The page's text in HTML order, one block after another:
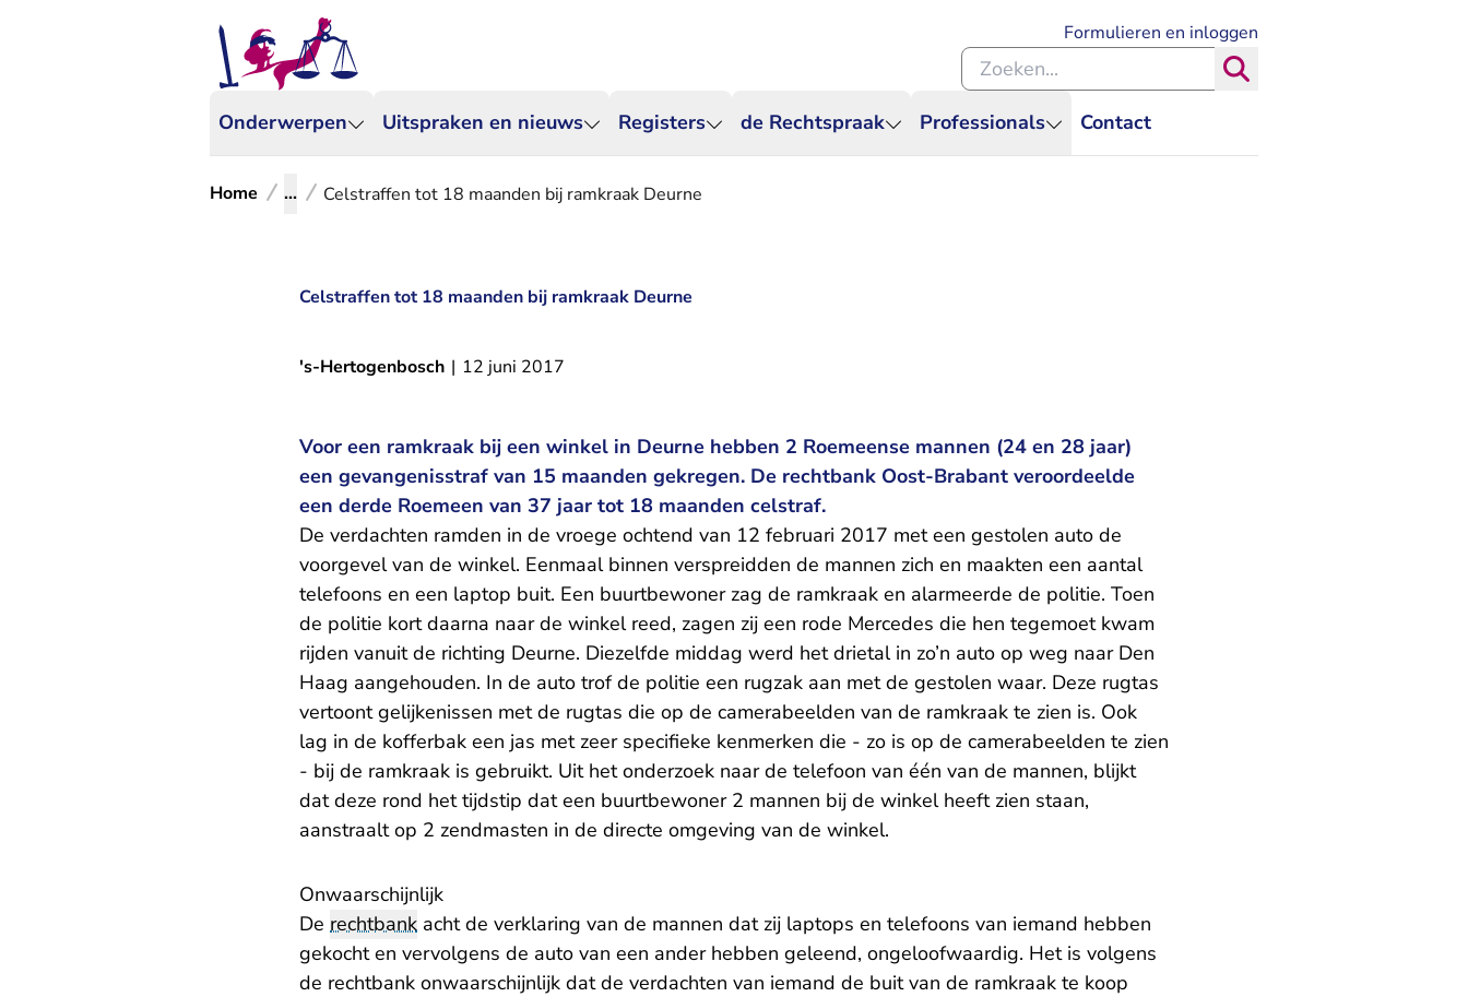
Onderwerpen Uitspraken en nieuws Registers de Rechtspraak Professionals Contact
Formulieren en inloggen
Zoeken binnen de Rechtspraak
Home ... Celstraffen tot 18 maanden bij ramkraak Deurne
Celstraffen tot 18 maanden bij ramkraak Deurne
's-Hertogenbosch | 12 juni 2017
Voor een ramkraak bij een winkel in Deurne hebben 2 Roemeense mannen (24 en 28 jaar)
een gevangenisstraf van 15 maanden gekregen. De rechtbank Oost-Brabant veroordeelde
een derde Roemeen van 37 jaar tot 18 maanden celstraf.
De verdachten ramden in de vroege ochtend van 12 februari 2017 met een gestolen auto de
voorgevel van de winkel. Eenmaal binnen verspreidden de mannen zich en maakten een aantal
telefoons en een laptop buit. Een buurtbewoner zag de ramkraak en alarmeerde de politie. Toen
de politie kort daarna naar de winkel reed, zagen zij een rode Mercedes die hen tegemoet kwam
rijden vanuit de richting Deurne. Diezelfde middag werd het drietal in zo’n auto op weg naar Den
Haag aangehouden. In de auto trof de politie een rugzak aan met de gestolen waar. Deze rugtas
vertoont gelijkenissen met de rugtas die op de camerabeelden van de ramkraak te zien is. Ook
lag in de kofferbak een jas met zeer specifieke kenmerken die - zo is op de camerabeelden te zien
- bij de ramkraak is gebruikt. Uit het onderzoek naar de telefoon van één van de mannen, blijkt
dat deze rond het tijdstip dat een buurtbewoner 2 mannen bij de winkel heeft zien staan,
aanstraalt op 2 zendmasten in de directe omgeving van de winkel.
Onwaarschijnlijk
De rechtbank acht de verklaring van de mannen dat zij laptops en telefoons van iemand hebben
gekocht en vervolgens de auto van een ander hebben geleend, ongeloofwaardig. Het is volgens
de rechtbank onwaarschijnlijk dat de verdachten van iemand de buit van de ramkraak te koop